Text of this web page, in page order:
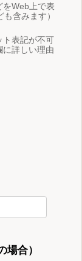
Web上で表
含みます）
表記が不可
詳しい理由
合）